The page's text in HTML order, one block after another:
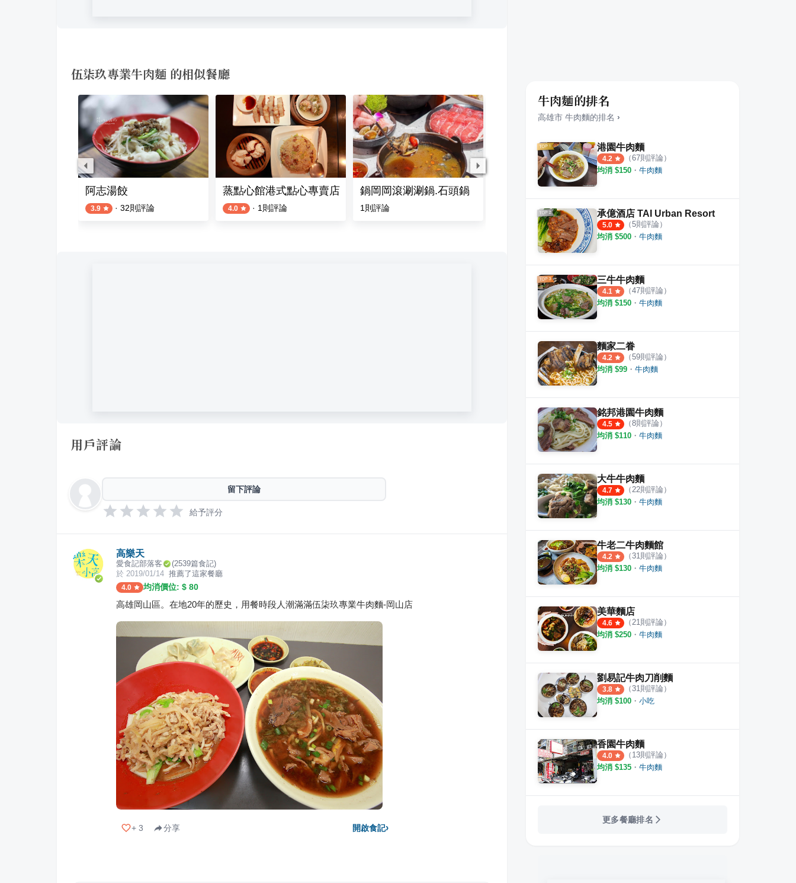
伍柒玖專業牛肉麵 的相似餐廳
阿志湯餃
3.9 · 32則評論
蒸點心館港式點心專賣店
4.0 · 1 則評論
鍋岡岡滾涮涮鍋.石頭鍋
1 則評論
岡山鱔魚明
則評論 4.5 · 則評論
用戶評論
留下評論
給予評分
高樂天
愛食記部落客 (2539篇食記)
於 2019/01/14 推薦了這家餐廳
4.0 均消價位: $ 80
高雄岡山區。在地20年的歷史，用餐時段人潮滿滿伍柒玖專業牛肉麵-岡山店
+ 3 分享 開啟食記›
牛肉麵的排名
高雄市 牛肉麵的排名 ›
港園牛肉麵
4.2 （67則評論）
均消 $150 ・ 牛肉麵
承億酒店 TAI Urban Resort
5.0 （5則評論）
均消 $500 ・ 牛肉麵
三牛牛肉麵
4.1 （47則評論）
均消 $150 ・ 牛肉麵
麵家二眷
4.2 （59則評論）
均消 $99 ・ 牛肉麵
銘邦港園牛肉麵
4.5 （8則評論）
均消 $110 ・ 牛肉麵
大牛牛肉麵
4.7 （22則評論）
均消 $130 ・ 牛肉麵
牛老二牛肉麵館
4.2 （31則評論）
均消 $130 ・ 牛肉麵
美華麵店
4.6 （21則評論）
均消 $250 ・ 牛肉麵
劉易記牛肉刀削麵
3.8 （31則評論）
均消 $100 ・ 小吃
香園牛肉麵
4.0 （ 13則評論）
均消 $135 ・ 牛肉麵
更多餐廳排名